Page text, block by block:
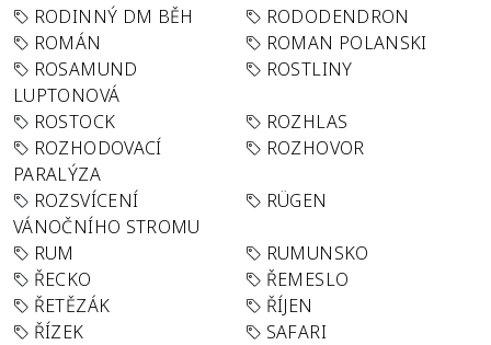
RODINNÝ DM BĚH
RODODENDRON
ROMÁN
ROMAN POLANSKI
ROSAMUND
LUPTONOVÁ
ROSTLINY
ROSTOCK
ROZHLAS
ROZHODOVACÍ
PARALÝZA
ROZHOVOR
ROZSVÍCENÍ
VÁNOČNÍHO STROMU
RÜGEN
RUM
RUMUNSKO
ŘECKO
ŘEMESLO
ŘETĚZÁK
ŘÍJEN
ŘÍZEK
SAFARI